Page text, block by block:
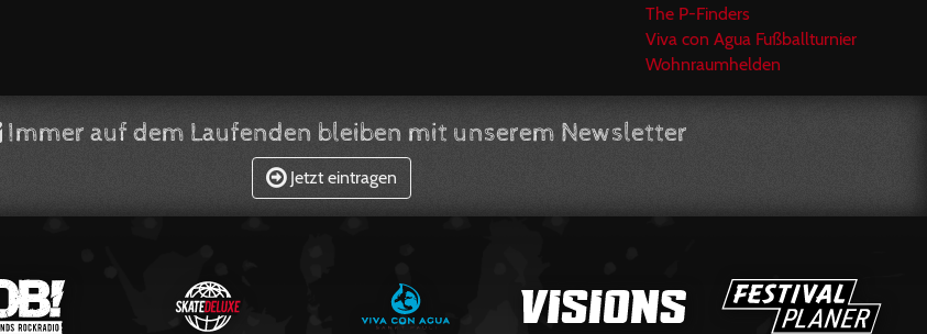
The P-Finders
Viva con Agua Fußballturnier
Wohnraumhelden
Immer auf dem Laufenden bleiben mit unserem Newsletter
Jetzt eintragen